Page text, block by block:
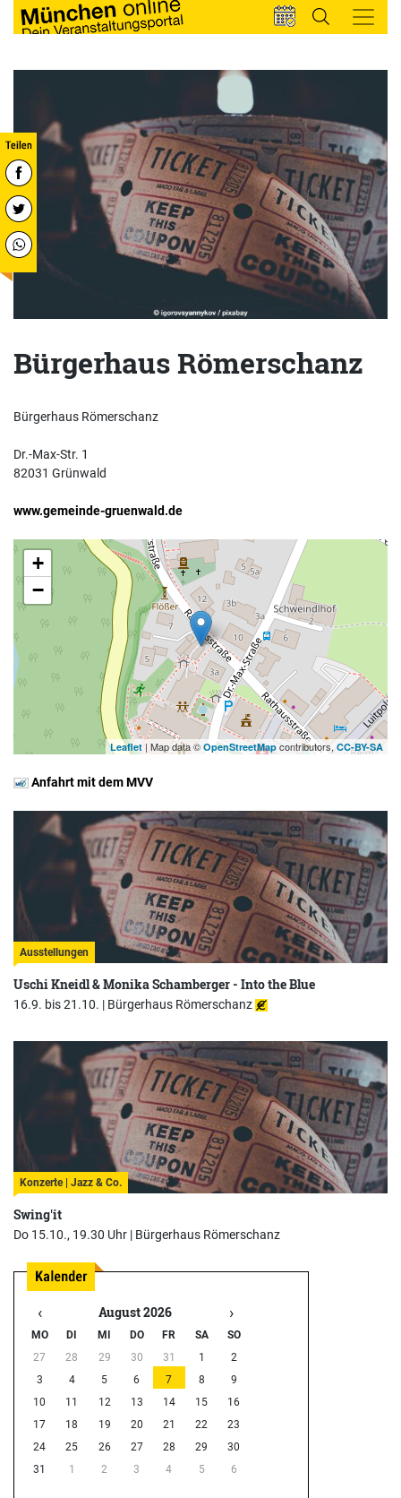
Bürgerhaus Römerschanz
Bürgerhaus Römerschanz
Dr.-Max-Str. 1
82031 Grünwald
www.gemeinde-gruenwald.de
+
−
Leaflet| Map data © OpenStreetMap contributors, CC-BY-SA
Anfahrt mit dem MVV
Ausstellungen
Uschi Kneidl & Monika Schamberger - Into the Blue
16.9. bis 21.10. | Bürgerhaus Römerschanz
Konzerte | Jazz & Co.
Swing'it
Do 15.10., 19.30 Uhr | Bürgerhaus Römerschanz
‹ August 2026 ›
MO DI MI DO FR SA
SO
27
28 29 30 31 1
2
3
4 5 6 7 8
9
10
11 12 13 14 15
16
17
18 19 20 21 22
23
24
25 26 27 28 29
30
31
1 2 3 4 5 6